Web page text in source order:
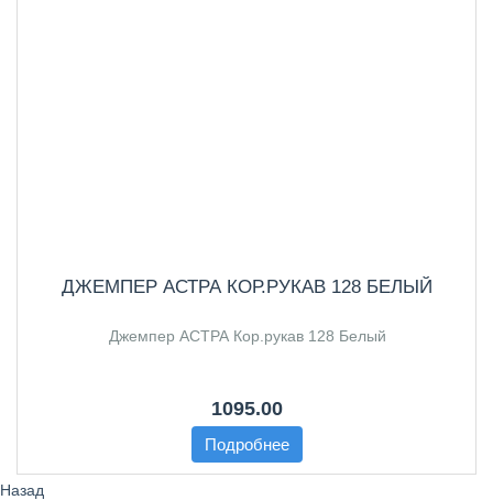
ДЖЕМПЕР АСТРА КОР.РУКАВ 128 БЕЛЫЙ
Джемпер АСТРА Кор.рукав 128 Белый
1095.00
Подробнее
Назад